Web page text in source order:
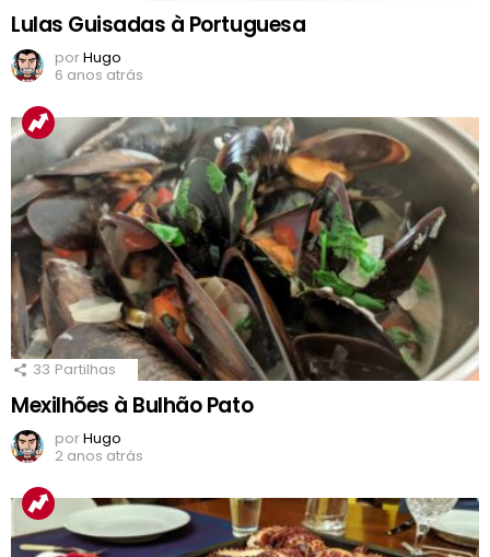
Lulas Guisadas à Portuguesa
porHugo
6 anos atrás
33 Partilhas
Mexilhões à Bulhão Pato
porHugo
2 anos atrás